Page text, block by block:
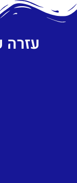
עזרה